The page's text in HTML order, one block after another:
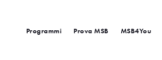
Programmi Prova MSB MSB4You